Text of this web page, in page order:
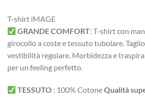
T-shirt iMAGE
GRANDE COMFORT:T-shirt con
girocollo a coste e tessuto tubolare.
vestibilità regolare. Morbidezza e
per un feeling perfetto.
TESSUTO : 100% CotoneQualità